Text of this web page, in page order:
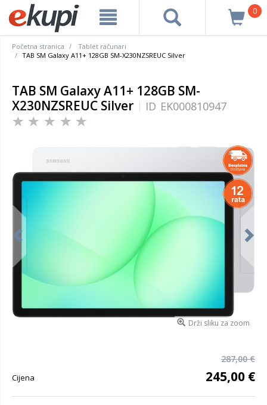
0
Početna stranica
Tablet računari
TAB SM Galaxy A11+ 128GB SM-X230NZSREUC Silver
TAB SM Galaxy A11+ 128GB SM-
X230NZSREUC Silver
ID EK000810947
Drži sliku za zoom
287,00 €
Cijena 245,00 €